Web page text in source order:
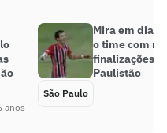
anos
Mira em dia:
o time com
finalizações
Paulistão
São Paulo